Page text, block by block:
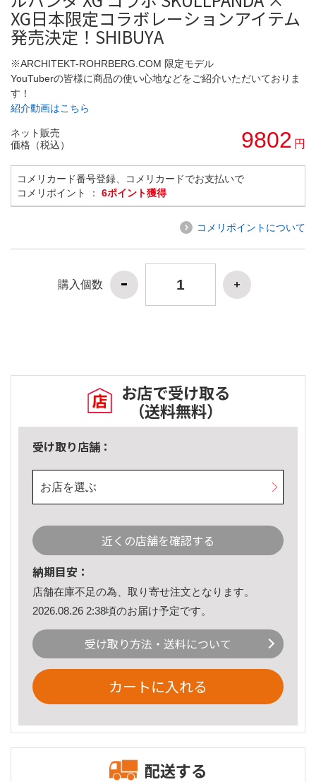
XG日本限定コラボレーションアイテム
発売決定！SHIBUYA
※ARCHITEKT-ROHRBERG.COM 限定モデル
YouTuberの皆様に商品の使い心地などをご紹介いただいておりま
す！
紹介動画はこちら
ネット販売
価格（税込）
9802 円
コメリカード番号登録、コメリカードでお支払いで
コメリポイント ： 6ポイント獲得
コメリポイントについて
購入個数
お店で受け取る
（送料無料）
受け取り店舗：
お店を選ぶ
近くの店舗を確認する
納期目安：
店舗在庫不足の為、取り寄せ注文となります。
2026.08.26 2:38頃のお届け予定です。
受け取り方法・送料について
カートに入れる
配送する